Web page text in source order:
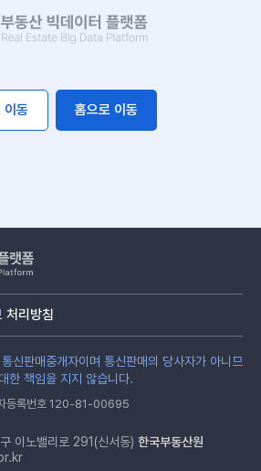
이동 홈으로 이동
처리방침
신판매중개자이며 통신판매의 당사자가 아니므
한 책임을 지지 않습니다.
자등록번호 120-81-00695
이노밸리로 291(신서동) 한국부동산원